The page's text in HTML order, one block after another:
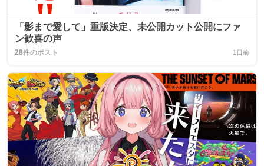
「影まで愛して」重版決定、未公開カット公開にファ
ン歓喜の声
28件のポスト 1日前